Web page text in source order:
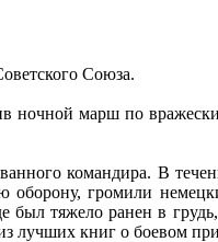
Союза.
ночной марш по
командира. В
громили
тяжело ранен в
лучших книг о боевом